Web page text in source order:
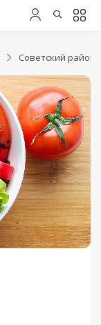
Советский район